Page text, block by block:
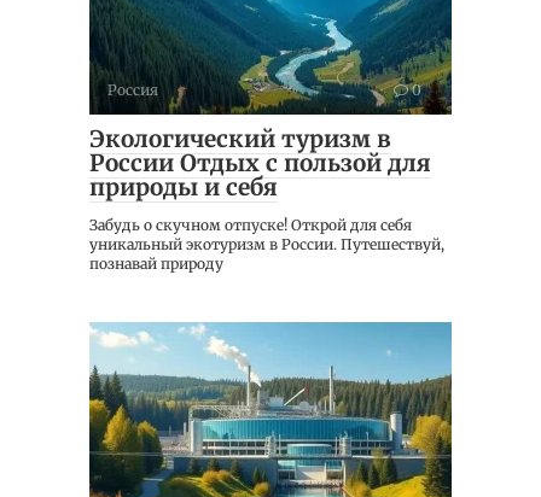
Россия 0
Экологический туризм в
России Отдых с пользой для
природы и себя
Забудь о скучном отпуске! Открой для себя
уникальный экотуризм в России. Путешествуй,
познавай природу